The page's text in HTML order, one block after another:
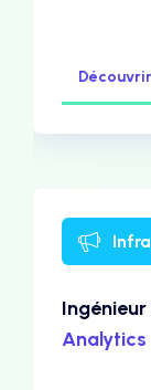
Ingénieur
Analytics